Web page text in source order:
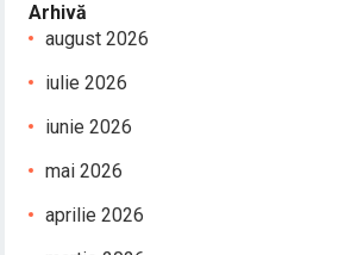
Arhivă
august 2026
iulie 2026
iunie 2026
mai 2026
aprilie 2026